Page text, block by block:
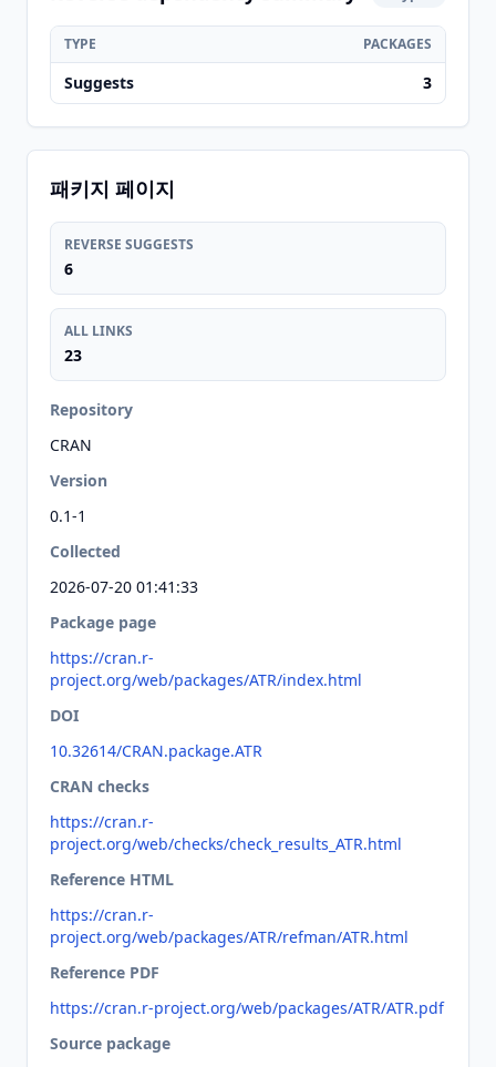
TYPE PACKAGES
Suggests 3
패키지 페이지
REVERSE SUGGESTS
6
ALL LINKS
23
Repository
CRAN
Version
0.1-1
Collected
2026-07-20 01:41:33
Package page
https://cran.r-
project.org/web/packages/ATR/index.html
DOI
10.32614/CRAN.package.ATR
CRAN checks
https://cran.r-
project.org/web/checks/check_results_ATR.html
Reference HTML
https://cran.r-
project.org/web/packages/ATR/refman/ATR.html
Reference PDF
https://cran.r-project.org/web/packages/ATR/ATR.pdf
Source package